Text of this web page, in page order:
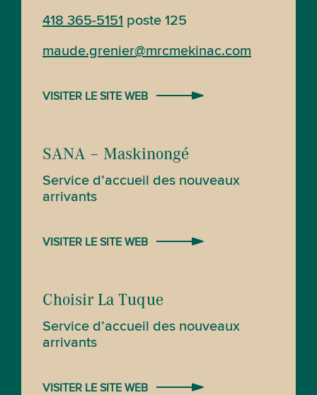
418 365-5151 poste 125
maude.grenier@mrcmekinac.com
VISITER LE SITE WEB
SANA – Maskinongé
Service d’accueil des nouveaux
arrivants
VISITER LE SITE WEB
Choisir La Tuque
Service d’accueil des nouveaux
arrivants
VISITER LE SITE WEB